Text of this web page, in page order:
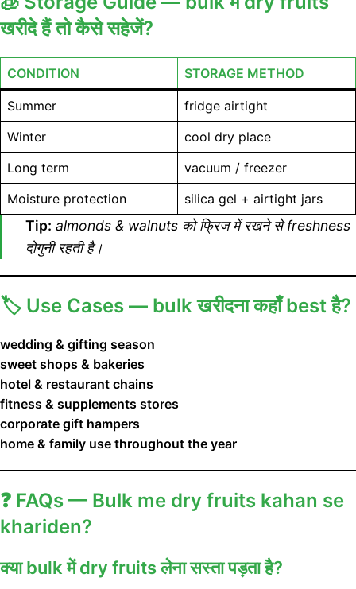
खरीदे हैं तो कैसे सहेजें?
CONDITION STORAGE METHOD
Summer
fridge airtight
Winter
cool dry place
Long term
vacuum / freezer
Moisture protection
silica gel + airtight jars
Tip: almonds & walnuts को फ्रिज में रखने से freshness
दोगुनी रहती है।
🏷️ Use Cases — bulk खरीदना कहाँ best है?
wedding & gifting season
sweet shops & bakeries
hotel & restaurant chains
fitness & supplements stores
corporate gift hampers
home & family use throughout the year
❓ FAQs — Bulk me dry fruits kahan se
khariden?
क्या bulk में dry fruits लेना सस्ता पड़ता है?